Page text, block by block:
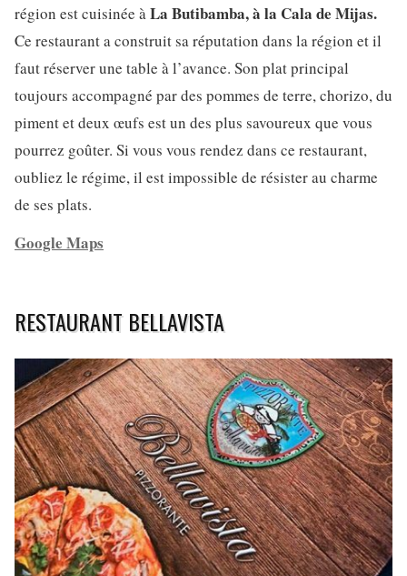
région est cuisinée àLa Butibamba, à la Cala de Mijas.
Ce restaurant a construit sa réputation dans la région et il
faut réserver une table à l’avance. Son plat principal
toujours accompagné par des pommes de terre, chorizo, du
piment et deux œufs est un des plus savoureux que vous
pourrez goûter. Si vous vous rendez dans ce restaurant,
oubliez le régime, il est impossible de résister au charme
de ses plats.
Google Maps
RESTAURANT BELLAVISTA